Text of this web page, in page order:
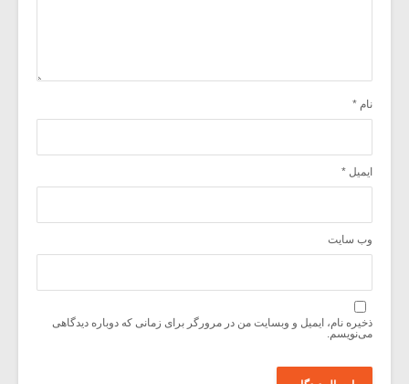
نام *
ایمیل *
وب‌ سایت
ذخیره نام، ایمیل و وبسایت من در مرورگر برای زمانی که دوباره دیدگاهی
می‌نویسم.